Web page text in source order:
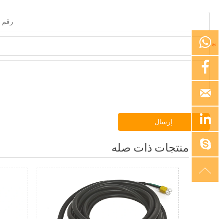
إرسال
منتجات ذات صله





